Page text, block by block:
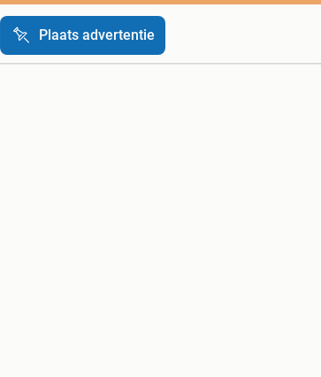
Plaats advertentie